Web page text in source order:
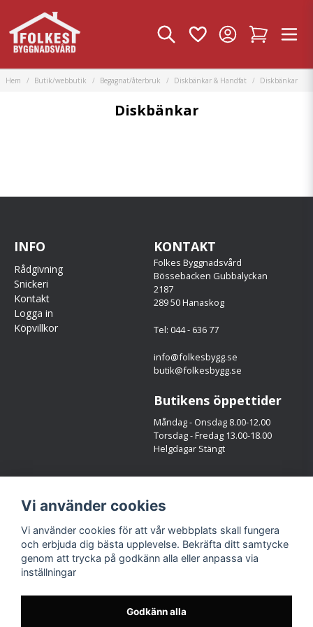
Hem Butik/webbutik Begagnat/återbruk Diskbänkar & Handfat Diskbänkar
Diskbänkar
INFO
Rådgivning
Snickeri
Kontakt
Logga in
Köpvillkor
KONTAKT
Folkes Byggnadsvård
Bössebacken Gubbalyckan
2187
289 50 Hanaskog
Tel: 044 - 636 77
info@folkesbygg.se
butik@folkesbygg.se
Butikens öppettider
Måndag - Onsdag 8.00-12.00
Torsdag - Fredag 13.00-18.00
Helgdagar Stängt
Facebook
Instagram
Vi använder cookies
Vi använder cookies för att vår webbplats skall fungera
och erbjuda dig bästa upplevelse. Bekräfta ditt samtycke
genom att trycka på godkänn alla eller anpassa via
inställningar
Godkänn alla